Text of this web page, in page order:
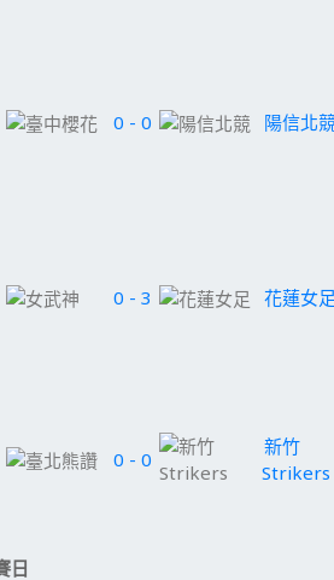
0 - 0 陽信北
0 - 3 花蓮女
0 - 0
新竹
Strikers
日